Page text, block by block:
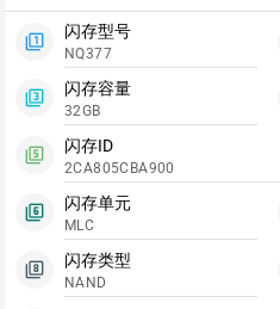
▪Flashinfo提供的所有数据仅
本来就有不确定性，任何第三
数据都不要100%相信，包括
一定可信的，因为数据都可以
正确的认知，不要随大流
▪如果发现数据有错误，或者存
迎积极反馈，Flashinfo尽量维
指导性数据
▪Flashinfo APP更新技术规格
签啦，使用更加丝滑，快点击
filter_1
闪存型号
NQ377
filter_3
闪存容量
32GB
filter_5
闪存ID
2CA805CBA900
filter_6
闪存单元
MLC
filter_8
闪存类型
NAND